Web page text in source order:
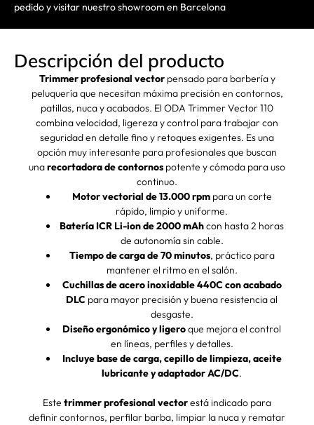
pedido y visitar nuestro showroom en Barcelona
Descripción del producto
Trimmer profesional vectorpensado para barbería y
peluquería que necesitan máxima precisión en contornos,
patillas, nuca y acabados. El ODA Trimmer Vector 110
combina velocidad, ligereza y control para trabajar con
seguridad en detalle fino y retoques exigentes. Es una
opción muy interesante para profesionales que buscan
unarecortadora de contornos potente y cómoda para uso
continuo.
Motor vectorial de 13.000 rpmpara un corte
rápido, limpio y uniforme.
Batería ICR Li-ion de 2000 mAhcon hasta 2 horas
de autonomía sin cable.
Tiempo de carga de 70 minutos, práctico para
mantener el ritmo en el salón.
Cuchillas de acero inoxidable 440C con acabado
DLC para mayor precisión y buena resistencia al
desgaste.
Diseño ergonómico y ligeroque mejora el control
en líneas, perfiles y detalles.
Incluye base de carga, cepillo de limpieza, aceite
lubricante y adaptador AC/DC.
Este trimmer profesional vectorestá indicado para
definir contornos, perfilar barba, limpiar la nuca y rematar